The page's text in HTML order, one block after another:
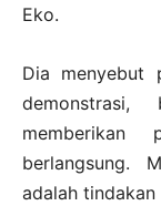
Eko.
Dia menyebut
memberikan
berlangsung.
adalah